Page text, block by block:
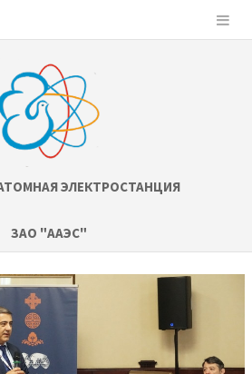
ЭЛЕКТРОСТАНЦИЯ
ЗАО "ААЭС"